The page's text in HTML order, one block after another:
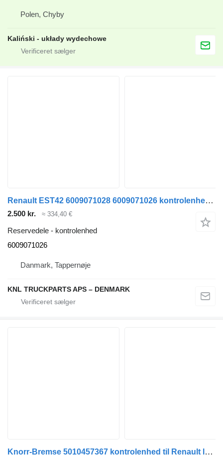
Polen, Chyby
Kaliński - układy wydechowe
Renault EST42 6009071028 6009071026 kontrolenhed til lastbil
2.500 kr. ≈ 334,40 €
Reservedele - kontrolenhed
6009071026
Danmark, Tappernøje
KNL TRUCKPARTS APS – DENMARK
Knorr-Bremse 5010457367 kontrolenhed til Renault lastbil